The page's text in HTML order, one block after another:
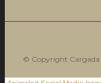
© Copyright Cargada